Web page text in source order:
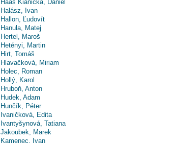
Haas Kianička, Daniel
Halász, Ivan
Hallon, Ľudovít
Hanula, Matej
Hertel, Maroš
Hetényi, Martin
Hirt, Tomáš
Hlavačková, Miriam
Holec, Roman
Hollý, Karol
Hruboň, Anton
Hudek, Adam
Hunčík, Péter
Ivaničková, Edita
Ivantyšynová, Tatiana
Jakoubek, Marek
Kamenec, Ivan